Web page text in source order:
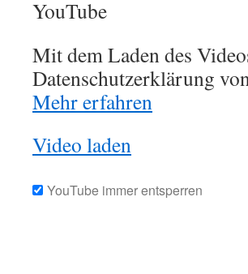
Mit dem Laden des
Datenschutzerklärung
Mehr erfahren
Video laden
YouTube immer entsperren